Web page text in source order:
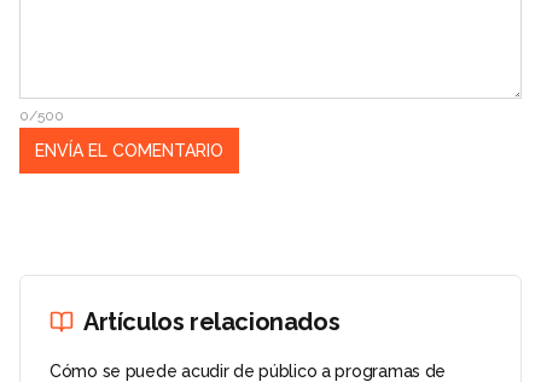
0/500
Artículos relacionados
Cómo se puede acudir de público a programas de